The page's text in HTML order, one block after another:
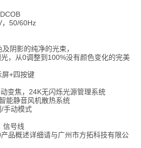
，50/60Hz
阴影的纯净的光束，
，从0调整到100%没有颜色变化的完美
屏+四按键
变焦，24K无闪烁光源管理系统
能静音风机散热系统
手动模式
信号线
品概述详细请与广州市方拓科技有限公